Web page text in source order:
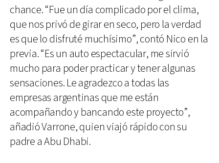
chance. “Fue un día complicado por el clima,
que nos privó de girar en seco, pero la verdad
es que lo disfruté muchísimo”, contó Nico en la
previa. “Es un auto espectacular, me sirvió
mucho para poder practicar y tener algunas
sensaciones. Le agradezco a todas las
empresas argentinas que me están
acompañando y bancando este proyecto”,
añadió Varrone, quien viajó rápido con su
padre a Abu Dhabi.